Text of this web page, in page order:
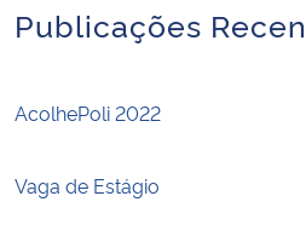
Controladoria-Geral da União
Ministério da Mulher, da Família e dos
Publicações
AcolhePoli 2022
Vaga de Estágio